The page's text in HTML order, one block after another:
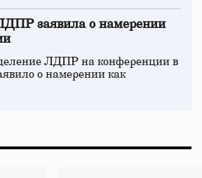
заявила о намерении
ЛДПР на конференции в
о намерении как